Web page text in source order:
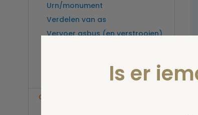
Urn/monument
Verdelen van as
Vervoer asbus (en verstrooien)
Overige
Is er